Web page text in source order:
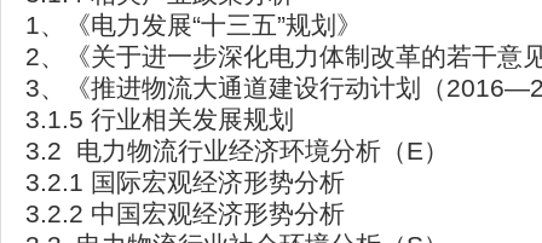
1、《电力发展“十三五”规划》
2、《关于进一步深化电力体制改革的若干意
3、《推进物流大通道建设行动计划（
3.1.5 行业相关发展规划
3.2 电力物流行业经济环境分析（E）
3.2.1 国际宏观经济形势分析
3.2.2 中国宏观经济形势分析